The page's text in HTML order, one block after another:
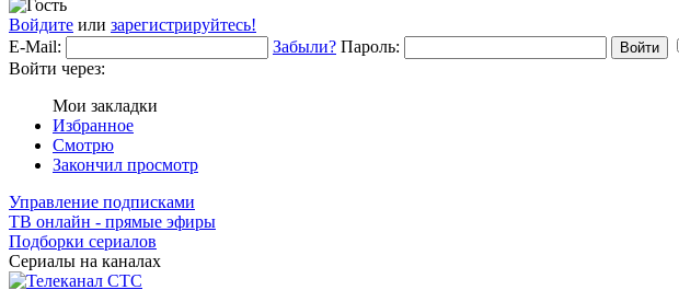
Войдите или зарегистрируйтесь!
E-Mail:
Забыли? Пароль: Войти
Войти через:
Мои закладки
Избранное
Смотрю
Закончил просмотр
Управление подписками
ТВ онлайн - прямые эфиры
Подборки сериалов
Сериалы на каналах